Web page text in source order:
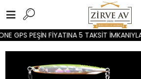
GPS PEŞİN FİYATINA 5 TAKSİT İMKANIYLA